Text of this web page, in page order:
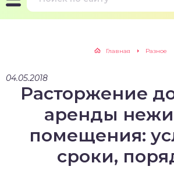
Главная Разное
04.05.2018
Расторжение
аренды
помещения:
сроки,